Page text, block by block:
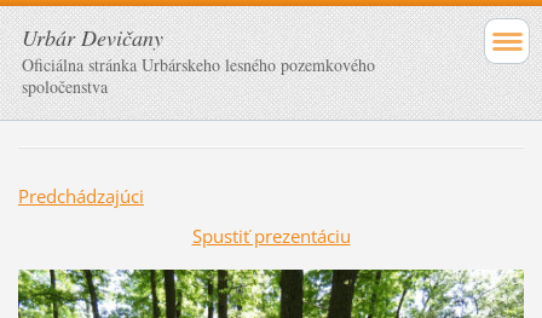
Urbár Devičany
Oficiálna stránka Urbárskeho lesného pozemkového
spoločenstva
Predchádzajúci
Spustiť prezentáciu